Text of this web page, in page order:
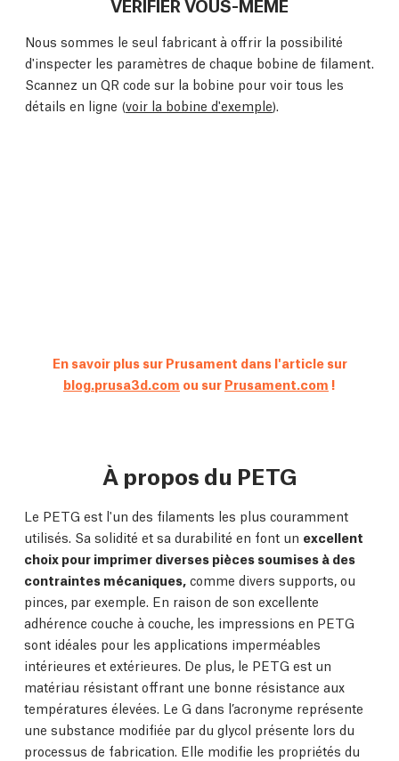
Nous sommes le seul fabricant à offrir la possibilité
d'inspecter les paramètres de chaque bobine de filament.
Scannez un QR code sur la bobine pour voir tous les
détails en ligne (voir la bobine d'exemple).
En savoir plus sur Prusament dans l'article sur
blog.prusa3d.com ou sur Prusament.com !
À propos du PETG
Le PETG est l'un des filaments les plus couramment
utilisés. Sa solidité et sa durabilité en font un excellent
choix pour imprimer diverses pièces soumises à des
contraintes mécaniques, comme divers supports, ou
pinces, par exemple. En raison de son excellente
adhérence couche à couche, les impressions en PETG
sont idéales pour les applications imperméables
intérieures et extérieures. De plus, le PETG est un
matériau résistant offrant une bonne résistance aux
températures élevées. Le G dans l’acronyme représente
une substance modifiée par du glycol présente lors du
processus de fabrication. Elle modifie les propriétés du